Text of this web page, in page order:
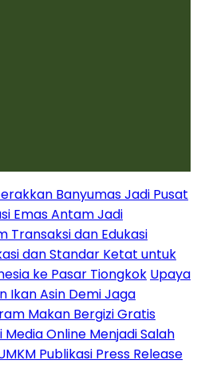
Banyumas Jadi Pusat
Emas Antam Jadi
Transaksi dan Edukasi
dan Standar Ketat untuk
ke Pasar Tiongkok Upaya
Ikan Asin Demi Jaga
Makan Bergizi Gratis
Online Menjadi Salah
Publikasi Press Release